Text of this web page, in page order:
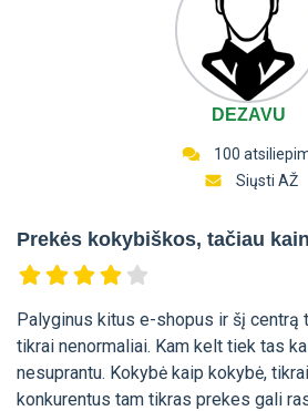
DEZAVU
100
Siųsti AŽ
Prekės kokybiškos, tačiau
Palyginus kitus e-shopus ir šį centrą
tikrai nenormaliai. Kam kelt tiek tas
nesuprantu. Kokybė kaip kokybė,
konkurentus tam tikras prekes gali